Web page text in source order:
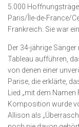
5.000
Paris/Île-de-France/
Frankreich. Sie war
Der 34-jährige
Tableau aufführen,
von denen einer
Parise, die erklärte,
Lied „mit dem
Komposition wurde
Allison als